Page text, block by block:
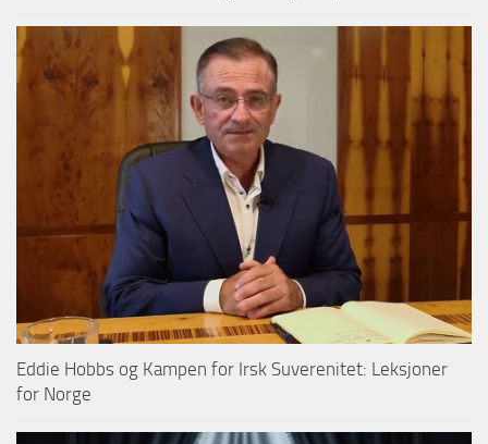
Eddie Hobbs og Kampen for Irsk Suverenitet: Leksjoner
for Norge